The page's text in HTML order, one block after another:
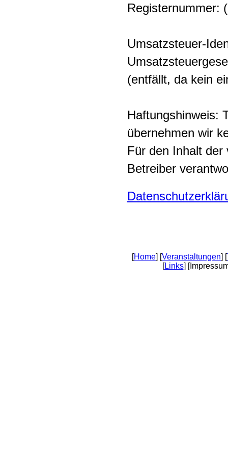
Registernummer:
Umsatzsteuer-
(entfällt, da kein
Haftungshinweis:
übernehmen wir
Für den Inhalt der
Betreiber
[Home] [Veranstaltungen] [
[Links]